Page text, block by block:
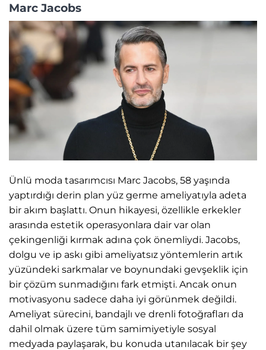
Marc Jacobs
Ünlü moda tasarımcısı Marc Jacobs, 58 yaşında
yaptırdığı derin plan yüz germe ameliyatıyla adeta
bir akım başlattı. Onun hikayesi, özellikle erkekler
arasında estetik operasyonlara dair var olan
çekingenliği kırmak adına çok önemliydi. Jacobs,
dolgu ve ip askı gibi ameliyatsız yöntemlerin artık
yüzündeki sarkmalar ve boynundaki gevşeklik için
bir çözüm sunmadığını fark etmişti. Ancak onun
motivasyonu sadece daha iyi görünmek değildi.
Ameliyat sürecini, bandajlı ve drenli fotoğrafları da
dahil olmak üzere tüm samimiyetiyle sosyal
medyada paylaşarak, bu konuda utanılacak bir şey